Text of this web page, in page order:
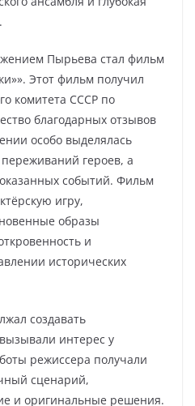
Пырьева стал фильм
Этот фильм получил
комитета СССР по
благодарных отзывов
особо выделялась
героев, а
событий. Фильм
игру,
образы
и
исторических
создавать
интерес у
режиссера получали
сценарий,
и оригинальные решения.